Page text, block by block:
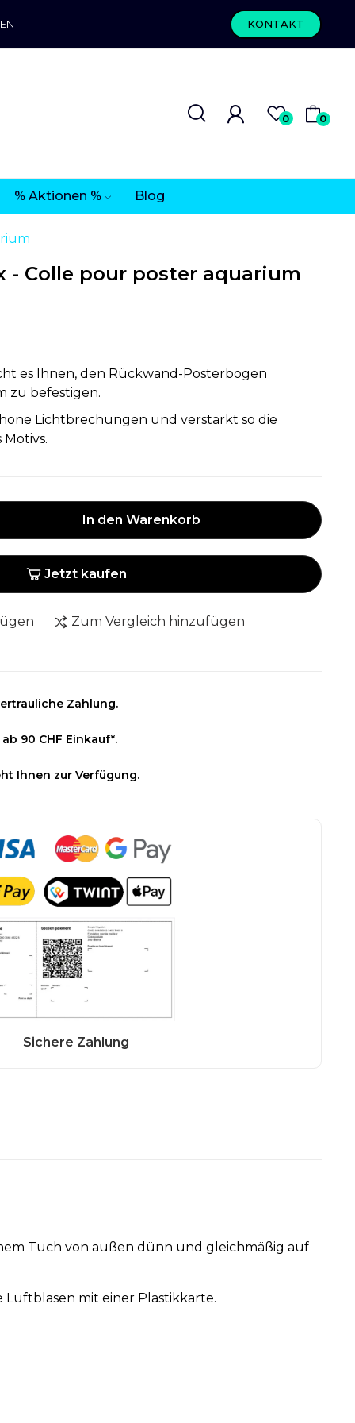
KONTAKT
0 0
% Aktionen % Blog
- Colle pour poster aquarium
es Ihnen, den Rückwand-Posterbogen
zu befestigen.
Lichtbrechungen und verstärkt so die
In den Warenkorb
Jetzt kaufen
Zum Vergleich hinzufügen
Zahlung.
90 CHF Einkauf*.
Ihnen zur Verfügung.
Tuch von außen dünn und gleichmäßig auf
Luftblasen mit einer Plastikkarte.